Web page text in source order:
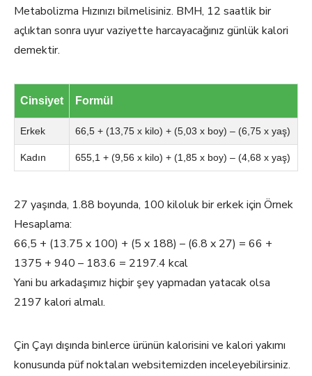
Metabolizma Hızınızı bilmelisiniz. BMH, 12 saatlik bir
açlıktan sonra uyur vaziyette harcayacağınız günlük kalori
demektir.
Cinsiyet Formül
Erkek 66,5 + (13,75 x kilo) + (5,03 x boy) – (6,75 x yaş)
Kadın 655,1 + (9,56 x kilo) + (1,85 x boy) – (4,68 x yaş)
27 yaşında, 1.88 boyunda, 100 kiloluk bir erkek için Örnek
Hesaplama:
66,5 + (13.75 x 100) + (5 x 188) – (6.8 x 27) = 66 +
1375 + 940 – 183.6 = 2197.4 kcal
Yani bu arkadaşımız hiçbir şey yapmadan yatacak olsa
2197 kalori almalı.
Çin Çayı dışında binlerce ürünün kalorisini ve kalori yakımı
konusunda püf noktaları websitemizden inceleyebilirsiniz.